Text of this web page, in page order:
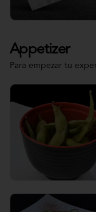
Appetizer
Para empezar tu